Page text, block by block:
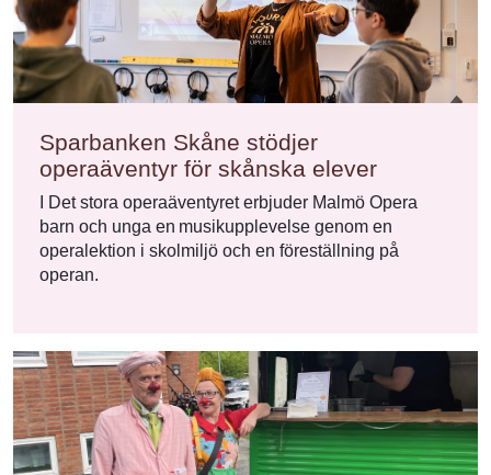
Sparbanken Skåne stödjer
operaäventyr för skånska elever
I Det stora operaäventyret erbjuder Malmö Opera
barn och unga en musikupplevelse genom en
operalektion i skolmiljö och en föreställning på
operan.